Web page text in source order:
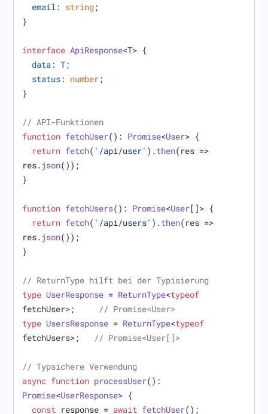
email: string;
}
interface ApiResponse<T> {
data: T;
status: number;
}
// API-Funktionen
function fetchUser( ): Promise<User> {
return fetch( '/api/user' ).then( res =>
res. json());
}
function fetchUsers( ): Promise<User[]> {
return fetch( '/api/users' ).then( res =>
res. json());
}
// ReturnType hilft bei der Typisierung
type UserResponse = ReturnType<typeof
fetchUser>;
// Promise<User>
type UsersResponse = ReturnType<typeof
fetchUsers>;
// Promise<User[]>
// Typsichere Verwendung
async function processUser(
Promise<UserResponse> {
const response = await fetchUser();